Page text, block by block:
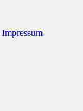
Impressum